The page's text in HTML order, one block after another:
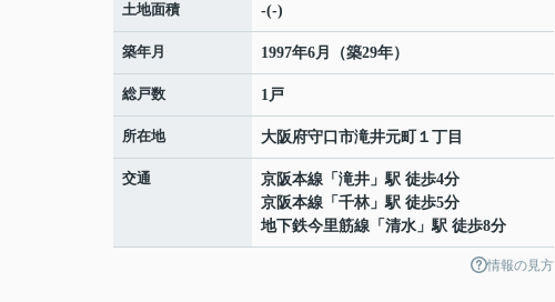
土地面積 -(-)
築年月 1997年6月（築29年）
総戸数 1戸
所在地 大阪府守口市滝井元町 １丁目
交通 京阪本線 「 滝井 」駅 徒歩4分
京阪本線 「 千林」駅 徒歩5分
地下鉄今里筋線 「 清水 」駅 徒歩8分
情報の見方